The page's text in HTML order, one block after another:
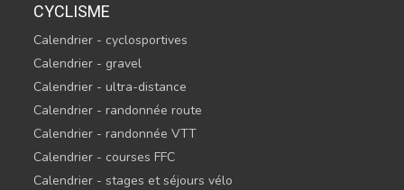
CYCLISME
Calendrier - cyclosportives
Calendrier - gravel
Calendrier - ultra-distance
Calendrier - randonnée route
Calendrier - randonnée VTT
Calendrier - courses FFC
Calendrier - stages et séjours vélo